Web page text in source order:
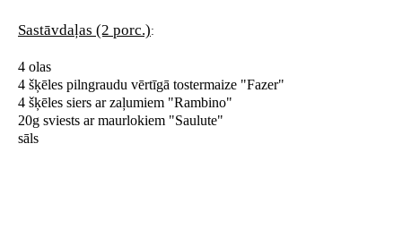
Sastāvdaļas (2 porc.):
4 olas
4 šķēles pilngraudu vērtīgā tostermaize "Fazer"
4 šķēles siers ar zaļumiem "Rambino"
20g sviests ar maurlokiem "Saulute"
sāls